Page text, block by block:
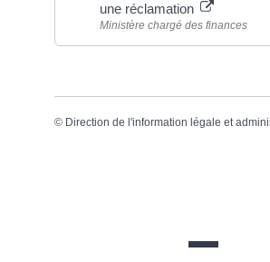
une réclamation
Ministère chargé des finances
© Direction de l'information légale et